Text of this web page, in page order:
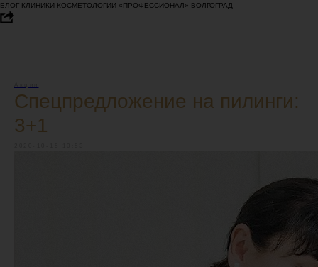
БЛОГ КЛИНИКИ КОСМЕТОЛОГИИ «ПРОФЕССИОНАЛ»-ВОЛГОГРАД
Спецпредложение на пилинги:
3+1